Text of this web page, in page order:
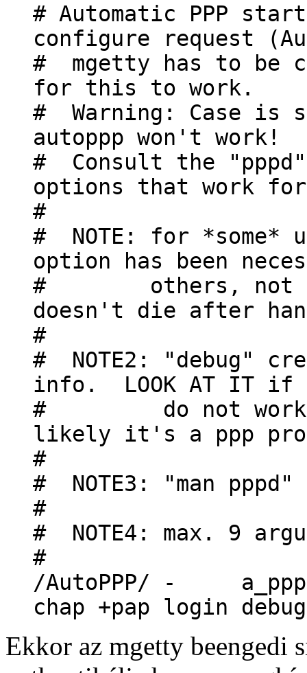
# Automatic PPP
configure request
# mgetty has to be
for this to work.
# Warning: Case is
autoppp won't work!
# Consult the
options that work
#
# NOTE: for *some*
option has been
# others, not at
doesn't die after
#
# NOTE2: "debug"
info. LOOK AT IT if
# do not work
likely it's a ppp
#
# NOTE3: "man
#
# NOTE4: max. 9
#
/AutoPPP/ -
chap +pap login debug
Ekkor az mgetty beengedi